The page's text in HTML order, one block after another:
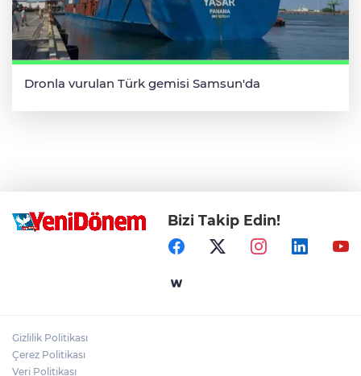
Dronla vurulan Türk gemisi Samsun'da
Bizi Takip Edin!
Gizlilik Politikası
Çerez Politikası
Veri Politikası